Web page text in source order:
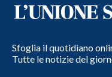
Sfoglia il quotidiano
Tutte le notizie del